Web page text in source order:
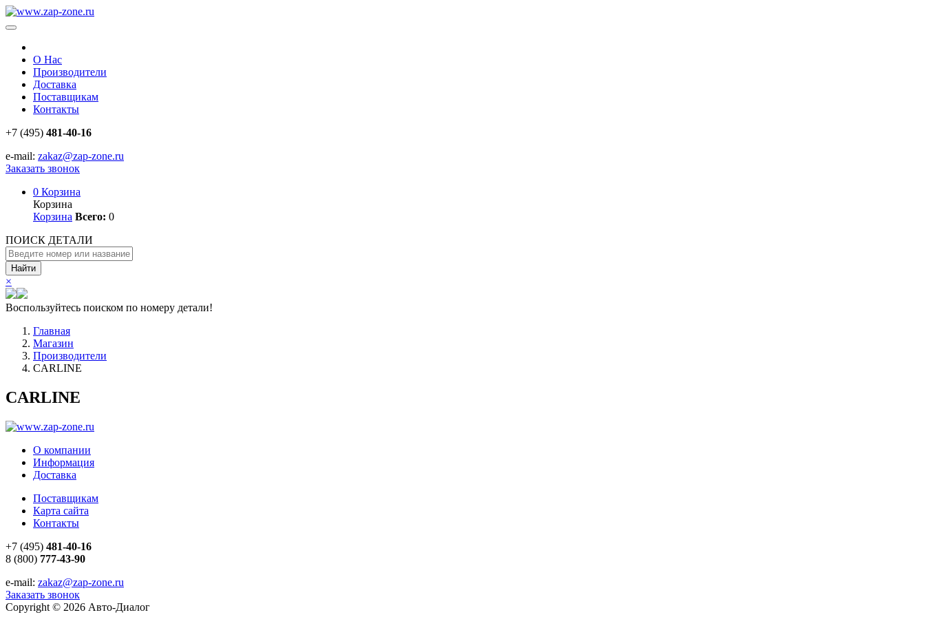
О Нас
Производители
Доставка
Поставщикам
Контакты
+7 (495) 481-40-16
e-mail: zakaz@zap-zone.ru
Заказать звонок
0 Корзина
Корзина
Корзина Всего: 0
ПОИСК ДЕТАЛИ
Найти
×
Воспользуйтесь поиском по номеру детали!
Главная
Магазин
Производители
CARLINE
CARLINE
О компании
Информация
Доставка
Поставщикам
Карта сайта
Контакты
+7 (495) 481-40-16
8 (800) 777-43-90
e-mail: zakaz@zap-zone.ru
Заказать звонок
Copyright © 2026 Авто-Диалог